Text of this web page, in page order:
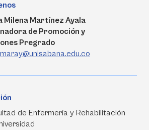
Milena Martínez Ayala
de Promoción y
Pregrado
de Enfermería y Rehabilitación